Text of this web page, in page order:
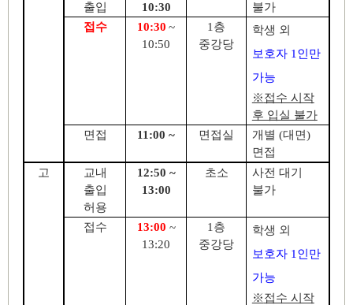
출입
10:30
불가
접수
10:30 ~
10:50
1 층
중강당
학생 외
보호자 1 인만
가능
※접수 시작
후 입실 불가
면접
11:00 ~ 면접실 개별 (대면)
면접
고
교내
출입
허용
12:50 ~
13:00
초소
사전 대기
불가
접수 13:00 ~
13:20
1 층
중강당
학생 외
보호자 1 인만
가능
※접수 시작